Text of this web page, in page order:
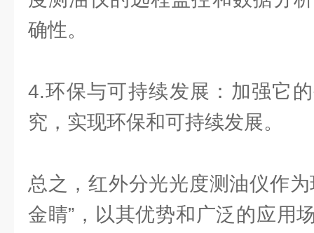
确性。
4.环保与可持续发展：加强它
究，实现环保和可持续发展。
总之，红外分光光度测油仪作
金睛”，以其优势和广泛的应用